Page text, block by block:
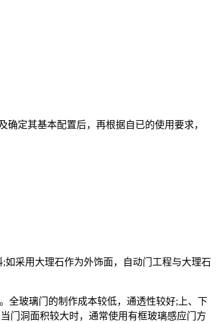
定其基本配置后，再根据自已的使用要求，
采用大理石作为外饰面，自动门工程与大理石
。全玻璃门的制作成本较低，通透性较好;上、下
门洞面积较大时，通常使用有框玻璃感应门方